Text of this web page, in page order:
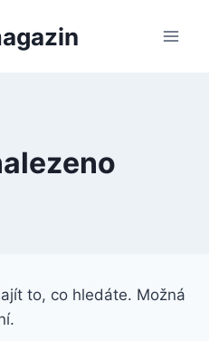
to, co hledáte. Možná